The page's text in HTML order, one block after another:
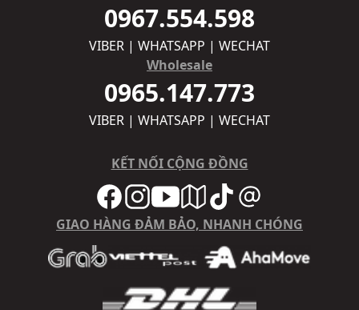
0967.554.598
VIBER | WHATSAPP | WECHAT
Wholesale
0965.147.773
VIBER | WHATSAPP | WECHAT
KẾT NỐI CỘNG ĐỒNG
GIAO HÀNG ĐẢM BẢO, NHANH CHÓNG